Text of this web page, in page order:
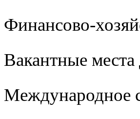
Финансово-
Вакантные
Международное